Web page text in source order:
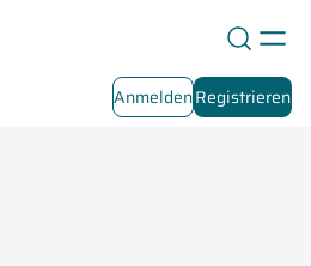
AnmeldenRegistrieren